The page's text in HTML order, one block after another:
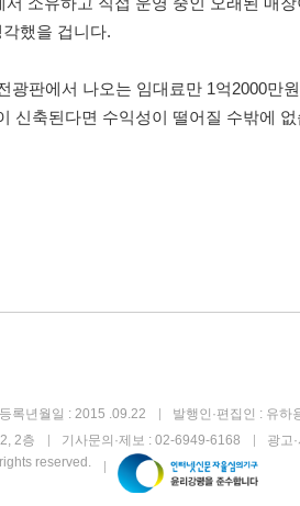
했을 겁니다.
광판에서 나오는 임대료만 1억2000만
신축된다면 수익성이 떨어질 수밖에 없
등록년월일 : 2015 .09.22 발행인·편집인 : 유하
2층
기사문의·제보 : 02-6949-6168 광고
reserved.